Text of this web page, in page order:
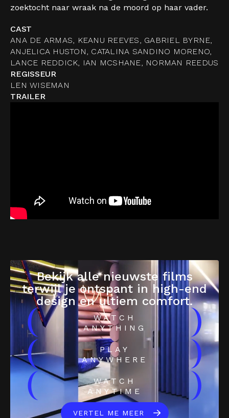
zoektocht naar wraak na de moord op haar vader.
CAST
ANA DE ARMAS, KEANU REEVES, GABRIEL BYRNE,
ANJELICA HUSTON, CATALINA SANDINO MORENO,
LANCE REDDICK, IAN MCSHANE, NORMAN REEDUS
REGISSEUR
LEN WISEMAN
TRAILER
Bekijk alle nieuwste films
terwijl je ontspant in high-end
design en ultiem comfort.
(
WATCH
ANYTHING
)
(
PLAY
ANYWHERE
)
(
WATCH
ANYTIME
)
VERTEL ME MEER